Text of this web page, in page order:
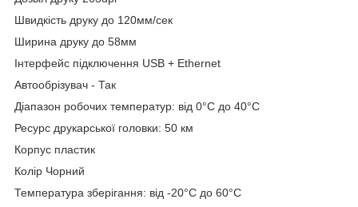
Швидкість друку до 120мм/сек
Ширина друку до 58мм
Інтерфейс підключення USB + Ethernet
Автообрізувач - Так
Діапазон робочих температур: від 0°С до 40°С
Ресурс друкарської головки: 50 км
Корпус пластик
Колір Чорний
Температура зберігання: від -20°C до 60°C